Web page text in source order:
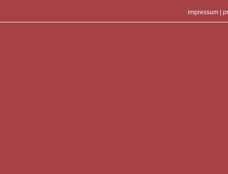
impressum